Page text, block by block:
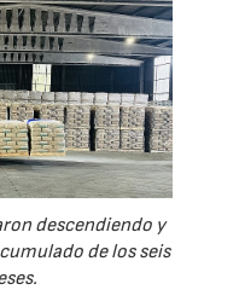
descendiendo y
de los seis